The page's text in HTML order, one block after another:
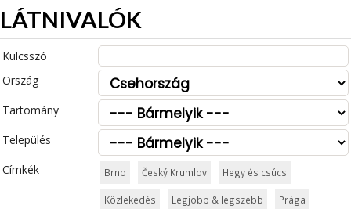
LÁTNIVALÓK
Kulcsszó
Ország
Tartomány
Település
Címkék
Brno Český Krumlov Hegy és csúcs
Közlekedés Legjobb & legszebb Prága